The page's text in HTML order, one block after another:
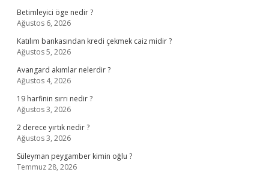
Betimleyici öge nedir ?
Ağustos 6, 2026
Katılım bankasından kredi çekmek caiz midir ?
Ağustos 5, 2026
Avangard akımlar nelerdir ?
Ağustos 4, 2026
19 harfinin sırrı nedir ?
Ağustos 3, 2026
2 derece yırtık nedir ?
Ağustos 3, 2026
Süleyman peygamber kimin oğlu ?
Temmuz 28, 2026